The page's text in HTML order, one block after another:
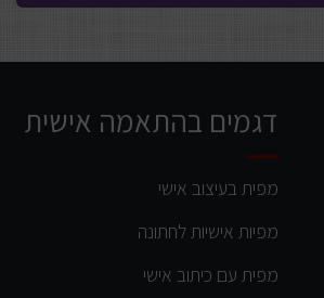
דגמים בהתאמה אישית
מפית בעיצוב אישי
מפיות אישיות לחתונה
מפית עם כיתוב אישי